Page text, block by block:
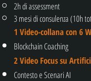
2h di assessment
3 mesi di consulenza (10h
1 Video-collana con 6
Blockchain Coaching
2 Video Focus su
Contesto e Scenari AI